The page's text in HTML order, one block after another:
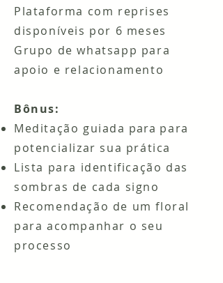
Plataforma com reprises
disponíveis por 6 meses
Grupo de whatsapp para
apoio e relacionamento
Bônus:
Meditação guiada para para
potencializar sua prática
Lista para identificação das
sombras de cada signo
Recomendação de um floral
para acompanhar o seu
processo